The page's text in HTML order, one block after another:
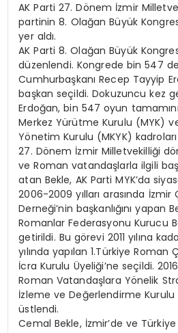
AK Parti 27. Dönem İzmir
partinin 8. Olağan Büyük
yer aldı.
AK Parti 8. Olağan Büyük
düzenlendi. Kongrede bin 547
Cumhurbaşkanı Recep Tayyip
başkan seçildi. Dokuzuncu kez
Erdoğan, bin 547 oyun
Merkez Yürütme Kurulu (MYK)
Yönetim Kurulu (MKYK)
27. Dönem İzmir Milletvekilliği
ve Roman vatandaşlarla ilgili
atan Bekle, AK Parti MYK’da
2006-2009 yılları arasında
Derneği’nin başkanlığını yapan
Romanlar Federasyonu Kurucu
getirildi. Bu görevi 2011 yılına
yılında yapılan 1.Türkiye Roman
İcra Kurulu Üyeliği’ne seçildi.
Roman Vatandaşlara Yönelik
İzleme ve Değerlendirme
üstlendi.
Cemal Bekle, İzmir’de ve